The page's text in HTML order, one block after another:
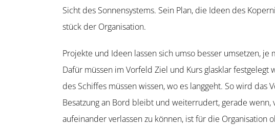
Sicht des Sonnen­systems. Sein Plan, die Ideen des
stück der Organisation.
Projekte und Ideen lassen sich umso besser umsetzen,
Dafür müssen im Vorfeld Ziel und Kurs glasklar
des Schiffes müssen wissen, wo es langgeht. So wird
Besatzung an Bord bleibt und weiter­rudert, gerade
aufein­ander verlassen zu können, ist für die Organi­sation